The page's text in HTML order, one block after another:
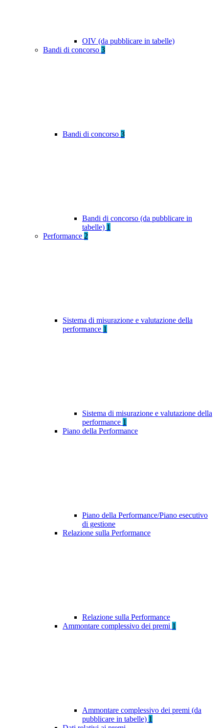
OIV (da pubblicare in tabelle)
Bandi di concorso 3
Bandi di concorso 3
Bandi di concorso (da pubblicare in
tabelle) 1
Performance 2
Sistema di misurazione e valutazione della
performance 1
Sistema di misurazione e valutazione della
performance 1
Piano della Performance
Piano della Performance/Piano esecutivo
di gestione
Relazione sulla Performance
Relazione sulla Performance
Ammontare complessivo dei premi 1
Ammontare complessivo dei premi (da
pubblicare in tabelle) 1